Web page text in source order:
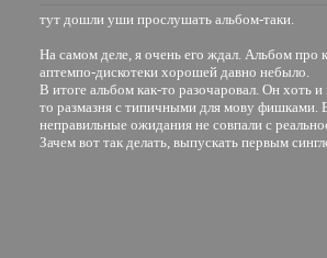
тут дошли уши прослушать альбом-таки.
На самом деле, я очень его ждал. Альбом про
аптемпо-дискотеки хорошей давно небыло.
В итоге альбом как-то разочаровал. Он хоть
то размазня с типичными для мову фишками.
неправильные ожидания не совпали с
Зачем вот так делать, выпускать первым